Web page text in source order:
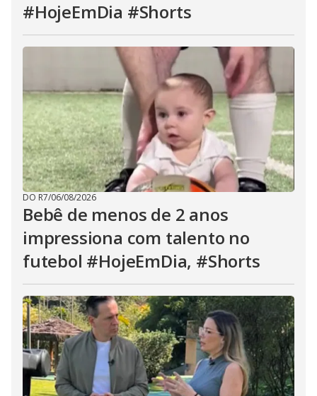
#HojeEmDia #Shorts
DO R7/06/08/2026
Bebê de menos de 2 anos
impressiona com talento no
futebol #HojeEmDia, #Shorts